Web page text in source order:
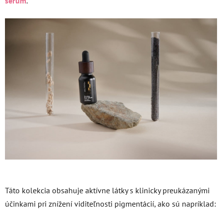
Táto kolekcia obsahuje aktívne látky s klinicky preukázanými
účinkami pri znížení viditeľnosti pigmentácií, ako sú napríklad: